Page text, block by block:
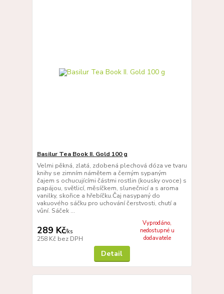
Basilur Tea Book II. Gold 100 g
Velmi pěkná, zlatá, zdobená plechová dóza ve tvaru
knihy se zimním námětem a černým sypaným
čajem s ochucujícími částmi rostlin (kousky ovoce) s
papájou, světlicí, měsíčkem, slunečnicí a s aroma
vanilky, skořice a hřebíčku.Čaj nasypaný do
vakuového sáčku pro uchování čerstvosti, chutí a
vůní. Sáček ...
289 Kč/ks
258 Kč bez DPH
Vyprodáno,
nedostupné u
dodavatele
Detail